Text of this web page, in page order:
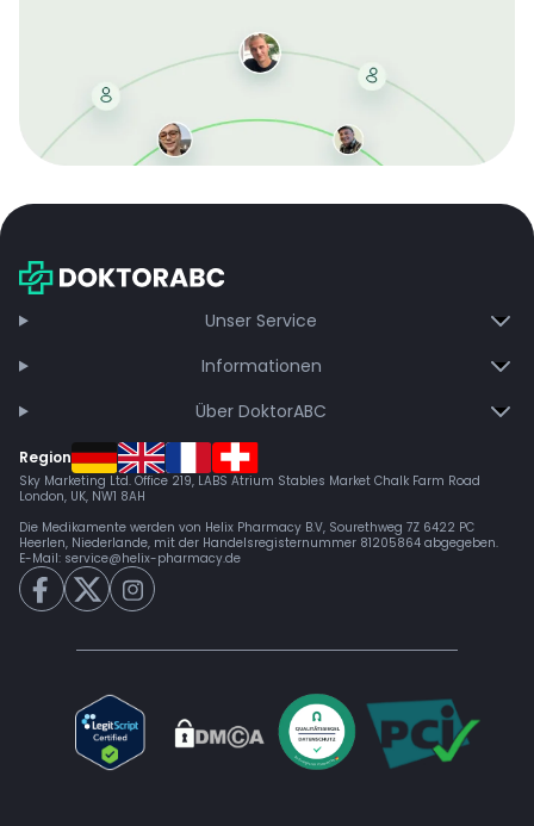
bei jeder Bestellung, erhalten schnelle Lieferung und
Unser Service
Informationen
Über DoktorABC
Region
Sky Marketing Ltd. Office 219, LABS Atrium Stables Market Chalk Farm Road
London, UK, NW1 8AH
Die Medikamente werden von Helix Pharmacy B.V, Sourethweg 7Z 6422 PC
Heerlen, Niederlande, mit der Handelsregisternummer 81205864 abgegeben.
E-Mail: service@helix-pharmacy.de